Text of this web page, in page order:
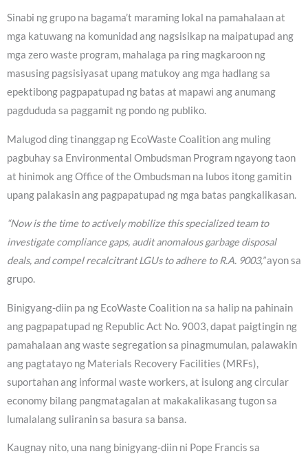
Sinabi ng grupo na bagama’t maraming lokal na pamahalaan at
mga katuwang na komunidad ang nagsisikap na maipatupad ang
mga zero waste program, mahalaga pa ring magkaroon ng
masusing pagsisiyasat upang matukoy ang mga hadlang sa
epektibong pagpapatupad ng batas at mapawi ang anumang
pagdududa sa paggamit ng pondo ng publiko.
Malugod ding tinanggap ng EcoWaste Coalition ang muling
pagbuhay sa Environmental Ombudsman Program ngayong taon
at hinimok ang Office of the Ombudsman na lubos itong gamitin
upang palakasin ang pagpapatupad ng mga batas pangkalikasan.
“Now is the time to actively mobilize this specialized team to
investigate compliance gaps, audit anomalous garbage disposal
deals, and compel recalcitrant LGUs to adhere to R.A. 9003,”ayon sa
grupo.
Binigyang-diin pa ng EcoWaste Coalition na sa halip na pahinain
ang pagpapatupad ng Republic Act No. 9003, dapat paigtingin ng
pamahalaan ang waste segregation sa pinagmumulan, palawakin
ang pagtatayo ng Materials Recovery Facilities (MRFs),
suportahan ang informal waste workers, at isulong ang circular
economy bilang pangmatagalan at makakalikasang tugon sa
lumalalang suliranin sa basura sa bansa.
Kaugnay nito, una nang binigyang-diin ni Pope Francis sa